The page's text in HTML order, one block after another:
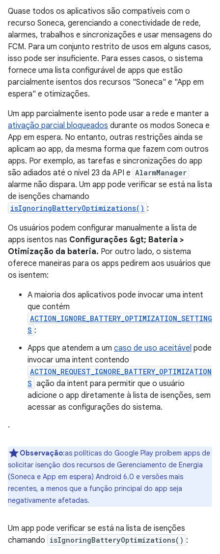
Quase todos os aplicativos são compatíveis com o
recurso Soneca, gerenciando a conectividade de rede,
alarmes, trabalhos e sincronizações e usar mensagens do
FCM. Para um conjunto restrito de usos em alguns casos,
isso pode ser insuficiente. Para esses casos, o sistema
fornece uma lista configurável de apps que estão
parcialmente isentos dos recursos "Soneca" e "App em
espera" e otimizações.
Um app parcialmente isento pode usar a rede e manter a
ativação parcial bloqueados durante os modos Soneca e
App em espera. No entanto, outras restrições ainda se
aplicam ao app, da mesma forma que fazem com outros
apps. Por exemplo, as tarefas e sincronizações do app
são adiados até o nível 23 da API e AlarmManager
alarme não dispara. Um app pode verificar se está na lista
de isenções chamando
isIgnoringBatteryOptimizations() :
Os usuários podem configurar manualmente a lista de
apps isentos nas Configurações &gt; Bateria >
Otimização da bateria. Por outro lado, o sistema
oferece maneiras para os apps pedirem aos usuários que
os isentem:
A maioria dos aplicativos pode invocar uma intent
que contém
ACTION_IGNORE_BATTERY_OPTIMIZATION_SETTING
S :
Apps que atendem a um caso de uso aceitável pode
invocar uma intent contendo
ACTION_REQUEST_IGNORE_BATTERY_OPTIMIZATION
S ação da intent para permitir que o usuário
adicione o app diretamente à lista de isenções, sem
acessar as configurações do sistema.
.
Observação:as políticas do Google Play proíbem apps de
solicitar isenção dos recursos de Gerenciamento de Energia
(Soneca e App em espera) Android 6.0 e versões mais
recentes, a menos que a função principal do app seja
negativamente afetadas.
Um app pode verificar se está na lista de isenções
chamando isIgnoringBatteryOptimizations() :